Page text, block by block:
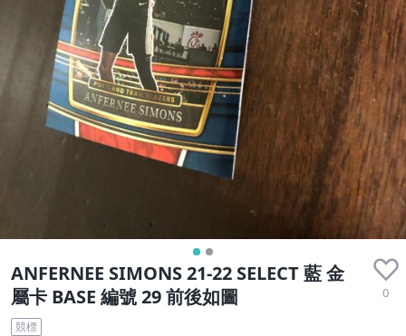
ANFERNEE SIMONS 21-22 SELECT 藍 金
屬卡 BASE 編號 29 前後如圖
0
競標